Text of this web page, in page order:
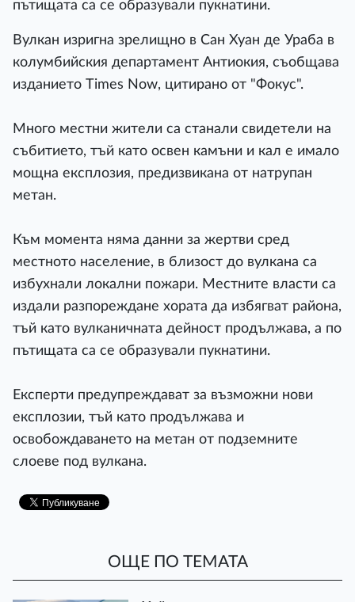
пътищата са се образували пукнатини.
Вулкан изригна зрелищно в Сан Хуан де Ураба в
колумбийския департамент Антиокия, съобщава
изданието Times Now, цитирано от "Фокус".
Много местни жители са станали свидетели на
събитието, тъй като освен камъни и кал е имало
мощна експлозия, предизвикана от натрупан
метан.
Към момента няма данни за жертви сред
местното население, в близост до вулкана са
избухнали локални пожари. Местните власти са
издали разпореждане хората да избягват района,
тъй като вулканичната дейност продължава, а по
пътищата са се образували пукнатини.
Експерти предупреждават за възможни нови
експлозии, тъй като продължава и
освобождаването на метан от подземните
слоеве под вулкана.
ОЩЕ ПО ТЕМАТА